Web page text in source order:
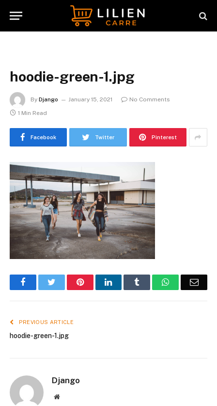
hoodie-green-1.jpg
By Django January 15, 2021
No Comments
1 Min Read
Facebook Twitter Pinterest
FacebookTwitter PinterestLinkedIn Tumblr WhatsApp
PREVIOUS ARTICLE
hoodie-green-1.jpg
Django
Website